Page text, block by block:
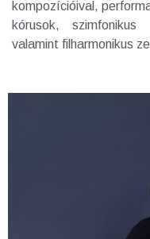
kompozícióival,
kórusok,
valamint filharmonikus